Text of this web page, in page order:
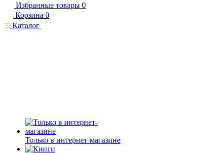
Избранные товары 0
Корзина 0
Каталог
Только в интернет-магазине